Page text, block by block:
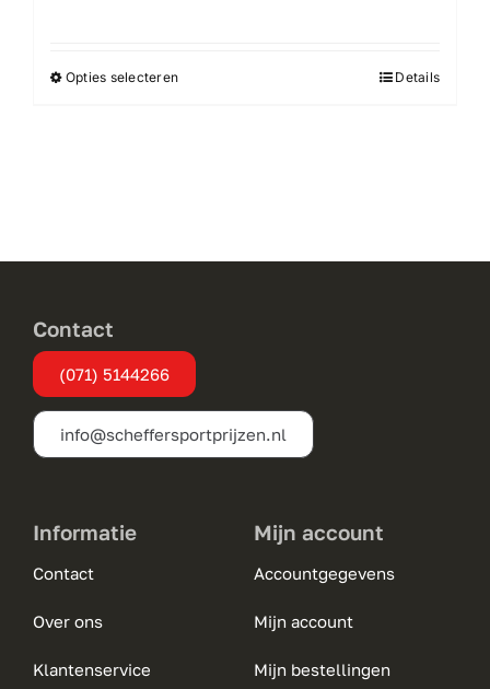
€2.70
Opties selecterenDit
optie
worden
de
productpagina
Details
Contact
(071) 5144266
info@scheffersportprijzen.nl
Informatie
Contact
Over ons
Klantenservice
Mijn account
Accountgegevens
Mijn account
Mijn bestellingen